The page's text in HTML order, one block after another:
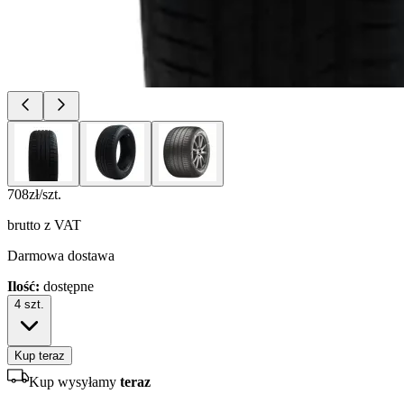
708zł/szt.
brutto z VAT
Darmowa dostawa
Ilość: dostępne
4 szt.
Kup teraz
Kup wysyłamy teraz